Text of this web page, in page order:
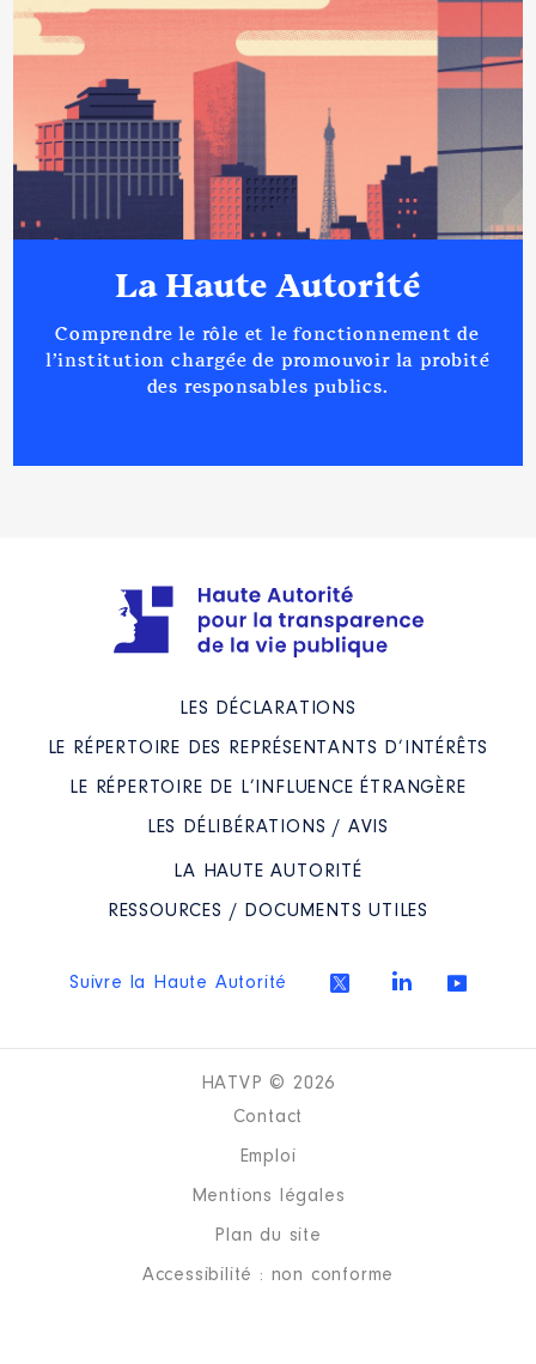
La Haute Autorité
Comprendre le rôle et le fonctionnement de
l’institution chargée de promouvoir la probité
des responsables publics.
LES DÉCLARATIONS
LE RÉPERTOIRE DES REPRÉSENTANTS D’INTÉRÊTS
LE RÉPERTOIRE DE L’INFLUENCE ÉTRANGÈRE
LES DÉLIBÉRATIONS / AVIS
LA HAUTE AUTORITÉ
RESSOURCES / DOCUMENTS UTILES
Suivre la Haute Autorité
HATVP © 2026
Contact
Emploi
Mentions légales
Plan du site
Accessibilité : non conforme